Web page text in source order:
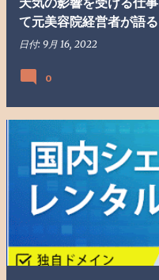
て元美容院経営者が語る
日付: 9月 16, 2022
0